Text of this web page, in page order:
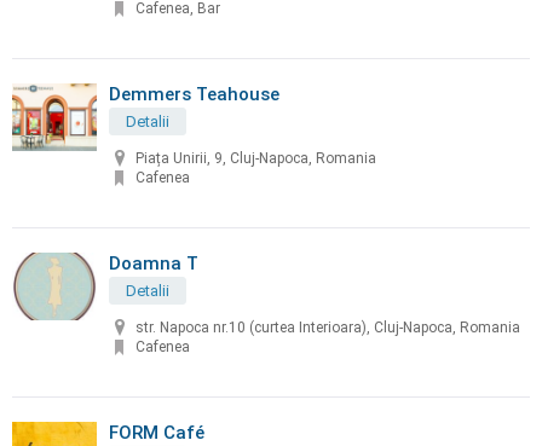
Cafenea, Bar
Demmers Teahouse
Detalii
Piața Unirii, 9, Cluj-Napoca, Romania
Cafenea
Doamna T
Detalii
str. Napoca nr.10 (curtea Interioara), Cluj-Napoca, Romania
Cafenea
FORM Café